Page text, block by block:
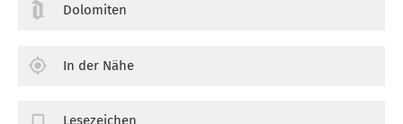
Dolomiten
In der Nähe
Lesezeichen